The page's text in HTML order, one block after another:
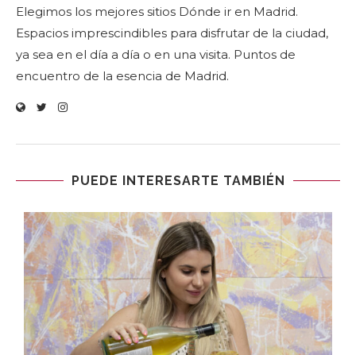
Elegimos los mejores sitios Dónde ir en Madrid.
Espacios imprescindibles para disfrutar de la ciudad,
ya sea en el día a día o en una visita. Puntos de
encuentro de la esencia de Madrid.
PUEDE INTERESARTE TAMBIÉN